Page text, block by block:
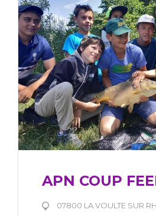
APN COUP
07800 LA VOULTE SUR